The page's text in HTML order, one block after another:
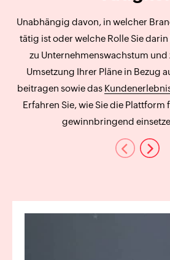
Unabhängig davon, in welcher
tätig ist oder welche Rolle Sie darin
zu Unternehmenswachstum
Umsetzung Ihrer Pläne in Bezug
beitragen sowie das
Erfahren Sie, wie Sie die Plattform
gewinnbringend
Previous Next